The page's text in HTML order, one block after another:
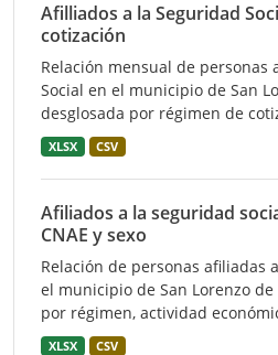
Afilliados a la Seguridad
cotización
Relación mensual de personas
Social en el municipio de San
desglosada por régimen de
XLSX CSV
Afiliados a la seguridad
CNAE y sexo
Relación de personas afiliadas
el municipio de San Lorenzo de
por régimen, actividad
XLSX CSV